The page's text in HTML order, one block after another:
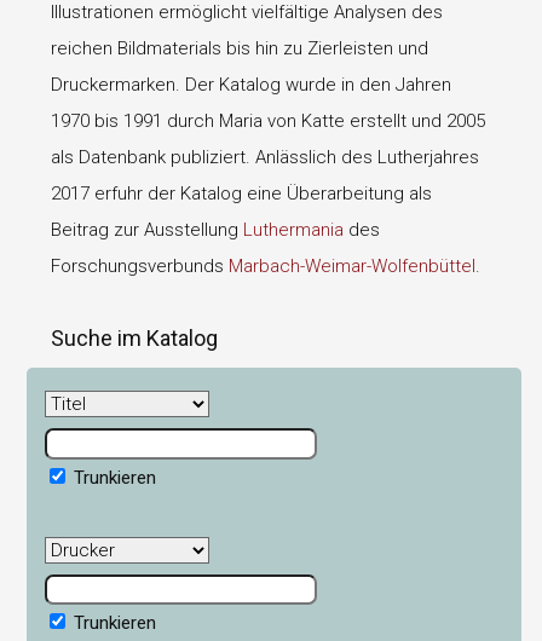
Illustrationen ermöglicht vielfältige Analysen des
reichen Bildmaterials bis hin zu Zierleisten und
Druckermarken. Der Katalog wurde in den Jahren
1970 bis 1991 durch Maria von Katte erstellt und 2005
als Datenbank publiziert. Anlässlich des Lutherjahres
2017 erfuhr der Katalog eine Überarbeitung als
Beitrag zur Ausstellung Luthermania des
Forschungsverbunds Marbach-Weimar-Wolfenbüttel.
Suche im Katalog
Trunkieren
Trunkieren